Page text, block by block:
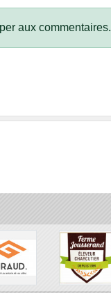
aux commentaires.